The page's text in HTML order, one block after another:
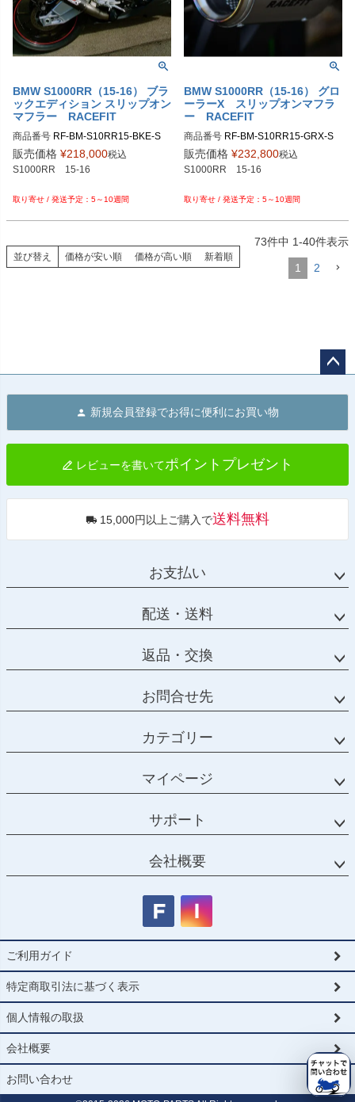
BMW S1000RR（15-16） ブラ
ックエディション スリップオン
マフラー RACEFIT
商品番号 RF-BM-S10RR15-BKE-S
販売価格 ¥218,000税込
S1000RR　15-16
5～10週間
BMW S1000RR（15-16） グロ
ーラーX スリップオンマフラ
ー RACEFIT
商品番号 RF-BM-S10RR15-GRX-S
販売価格 ¥232,800税込
S1000RR　15-16
5～10週間
並び替え 価格が安い順 価格が高い順 新着順
73件中 1-40件表示
1 2
へ
新規会員登録でお得に便利にお買い物
レビューを書いてポイントプレゼント
15,000円以上ご購入で送料無料
お支払い
配送・送料
返品・交換
お問合せ先
カテゴリー
マイページ
サポート
会社概要
ご利用ガイド
特定商取引法に基づく表示
個人情報の取扱
会社概要
お問い合わせ